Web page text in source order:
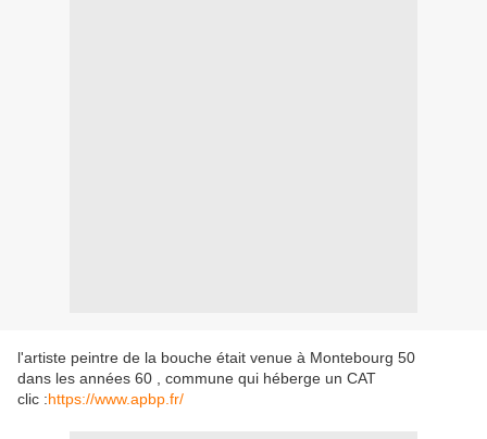
l'artiste peintre de la bouche était venue à Montebourg 50
dans les années 60 , commune qui héberge un CAT
clic :https://www.apbp.fr/